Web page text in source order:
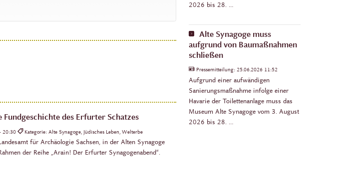
des Erfurter Schatzes
20:30 Kategorie: Alte Synagoge, Jüdisches Leben, Welterbe
für Archäologie Sachsen, in der Alten Synagoge
der Reihe „Arain! Der Erfurter Synagogenabend“.
2026 bis 28. …
Alte Synagoge muss
aufgrund von Baumaßnahmen
schließen
Pressemitteilung: 25.06.2026 11:52
Aufgrund einer aufwändigen
Sanierungsmaßnahme infolge einer
Havarie der Toilettenanlage muss das
Museum Alte Synagoge vom 3. August
2026 bis 28. …